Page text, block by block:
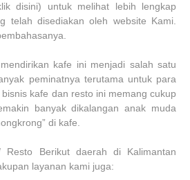
disini) untuk melihat lebih lengkap
telah disediakan oleh website Kami.
kafe ini menjadi salah satu
peminatnya terutama untuk para
kafe dan resto ini memang cukup
banyak dikalangan anak muda
di kafe.
Resto Berikut daerah di Kalimantan
layanan kami juga: